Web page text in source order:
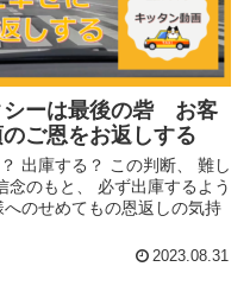
シーは最後の砦 お客
ご恩をお返しする
出庫する？ この判断、 難し
念のもと、 必ず出庫するよう
のせめてもの恩返しの気持
2023.08.31